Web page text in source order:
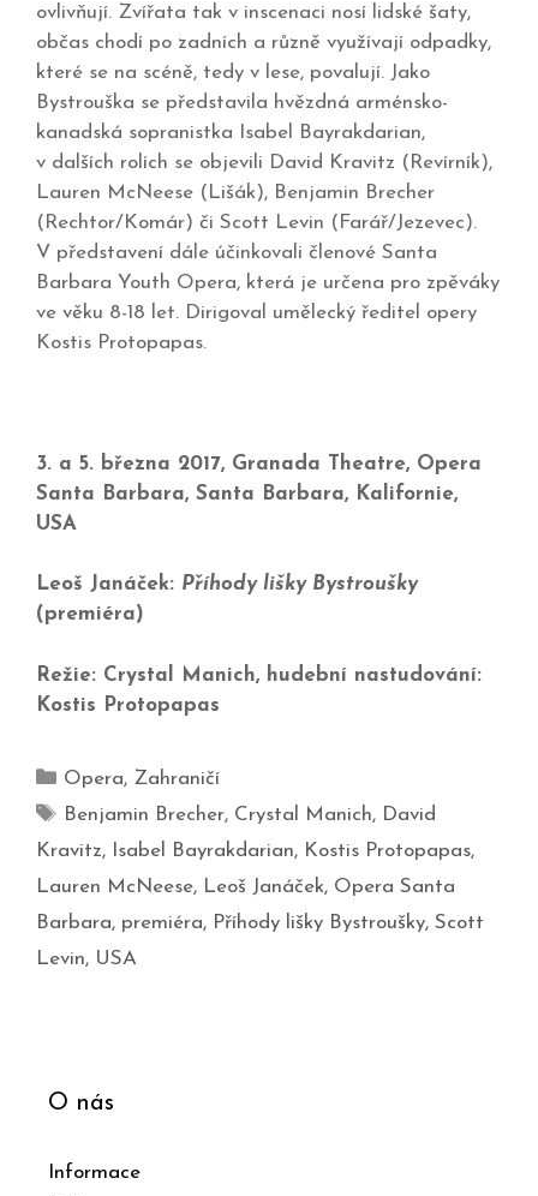
ovlivňují. Zvířata tak v inscenaci nosí lidské šaty,
občas chodí po zadních a různě využívají odpadky,
které se na scéně, tedy v lese, povalují. Jako
Bystrouška se představila hvězdná arménsko-
kanadská sopranistka Isabel Bayrakdarian,
v dalších rolích se objevili David Kravitz (Revírník),
Lauren McNeese (Lišák), Benjamin Brecher
(Rechtor/Komár) či Scott Levin (Farář/Jezevec).
V představení dále účinkovali členové Santa
Barbara Youth Opera, která je určena pro zpěváky
ve věku 8-18 let. Dirigoval umělecký ředitel opery
Kostis Protopapas.
3. a 5. března 2017, Granada Theatre, Opera
Santa Barbara, Santa Barbara, Kalifornie,
USA
Leoš Janáček: Příhody lišky Bystroušky
(premiéra)
Režie: Crystal Manich, hudební nastudování:
Kostis Protopapas
Opera, Zahraničí
Benjamin Brecher, Crystal Manich, David
Kravitz, Isabel Bayrakdarian, Kostis Protopapas,
Lauren McNeese, Leoš Janáček, Opera Santa
Barbara, premiéra, Příhody lišky Bystroušky, Scott
Levin, USA
O nás
Informace